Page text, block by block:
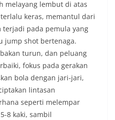
melayang lembut di atas
keras, memantul dari
pada pemula yang
jump shot bertenaga.
turun, dan peluang
fokus pada gerakan
bola dengan jari-jari,
lintasan
seperti melempar
8 kaki, sambil